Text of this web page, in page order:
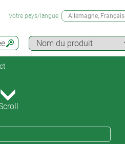
Votre pays/langue Allemagne, Français